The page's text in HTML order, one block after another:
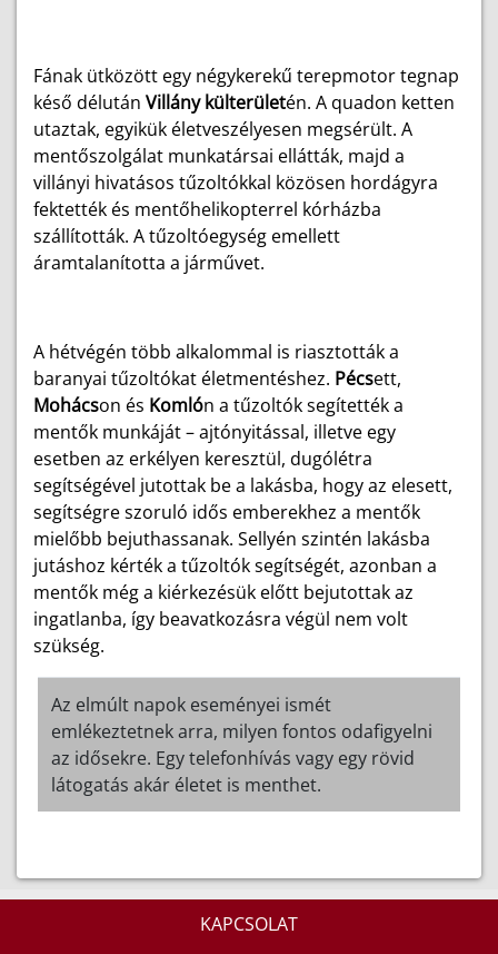
Fának ütközött egy négykerekű terepmotor tegnap
késő délután Villány külterületén. A quadon ketten
utaztak, egyikük életveszélyesen megsérült. A
mentőszolgálat munkatársai ellátták, majd a
villányi hivatásos tűzoltókkal közösen hordágyra
fektették és mentőhelikopterrel kórházba
szállították. A tűzoltóegység emellett
áramtalanította a járművet.
A hétvégén több alkalommal is riasztották a
baranyai tűzoltókat életmentéshez. Pécsett,
Mohácson és Komlón a tűzoltók segítették a
mentők munkáját – ajtónyitással, illetve egy
esetben az erkélyen keresztül, dugólétra
segítségével jutottak be a lakásba, hogy az elesett,
segítségre szoruló idős emberekhez a mentők
mielőbb bejuthassanak. Sellyén szintén lakásba
jutáshoz kérték a tűzoltók segítségét, azonban a
mentők még a kiérkezésük előtt bejutottak az
ingatlanba, így beavatkozásra végül nem volt
szükség.
Az elmúlt napok eseményei ismét
emlékeztetnek arra, milyen fontos odafigyelni
az idősekre. Egy telefonhívás vagy egy rövid
látogatás akár életet is menthet.
KAPCSOLAT